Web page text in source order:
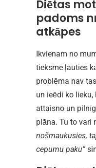
Diētas
padoms
atkāpes
Ikvienam no
tieksme ļauties
problēma nav
un ieēdi ko lieku,
attaisno un
plāna. Tu to vari
nošmaukusies,
cepumu paku”